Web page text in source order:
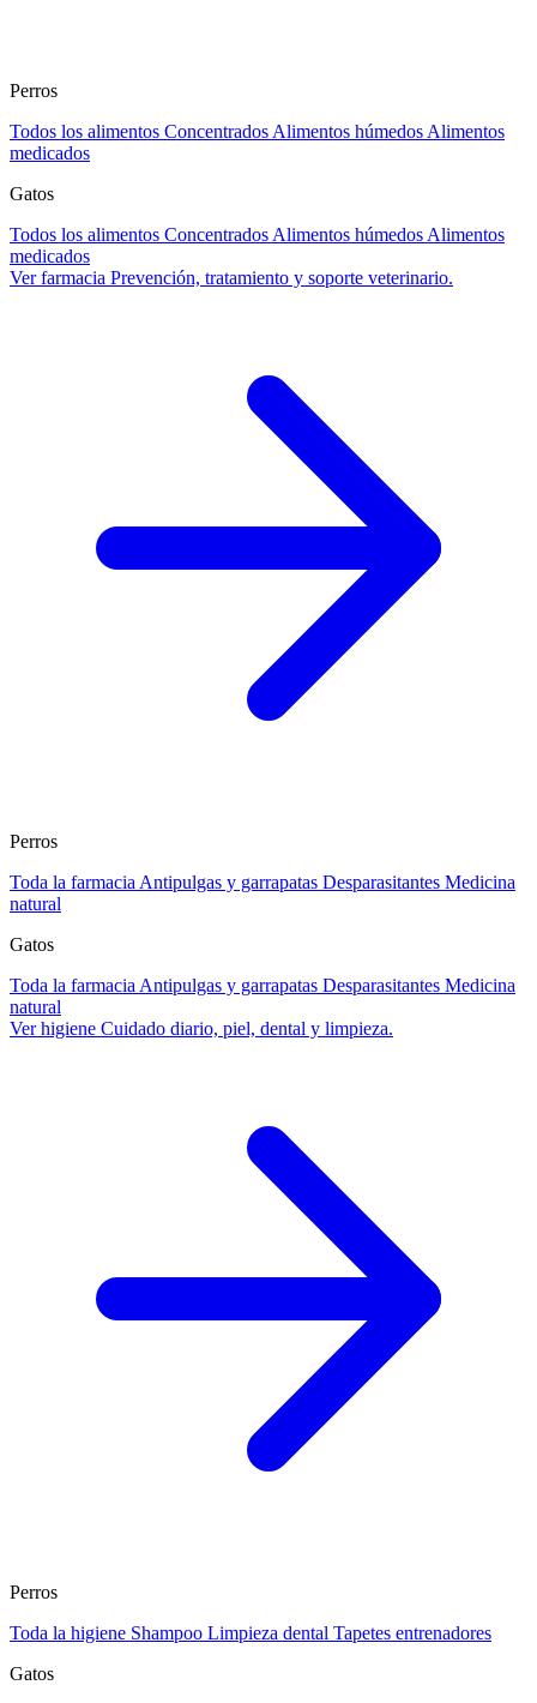
Perros
Todos los alimentos Concentrados Alimentos húmedos Alimentos
medicados
Gatos
Todos los alimentos Concentrados Alimentos húmedos Alimentos
medicados
Ver farmacia Prevención, tratamiento y soporte veterinario.
Perros
Toda la farmacia Antipulgas y garrapatas Desparasitantes Medicina
natural
Gatos
Toda la farmacia Antipulgas y garrapatas Desparasitantes Medicina
natural
Ver higiene Cuidado diario, piel, dental y limpieza.
Perros
Toda la higiene Shampoo Limpieza dental Tapetes entrenadores
Gatos